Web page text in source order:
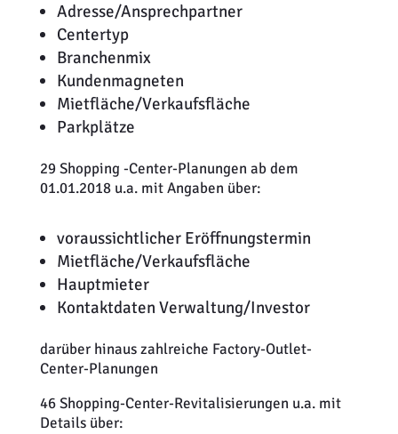
Adresse/Ansprechpartner
Centertyp
Branchenmix
Kundenmagneten
Mietfläche/Verkaufsfläche
Parkplätze
29 Shopping -Center-Planungen ab dem
01.01.2018 u.a. mit Angaben über:
voraussichtlicher Eröffnungstermin
Mietfläche/Verkaufsfläche
Hauptmieter
Kontaktdaten Verwaltung/Investor
darüber hinaus zahlreiche Factory-Outlet-
Center-Planungen
46 Shopping-Center-Revitalisierungen u.a. mit
Details über: